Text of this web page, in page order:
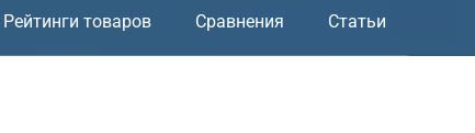
Рейтинги товаров Сравнения Статьи